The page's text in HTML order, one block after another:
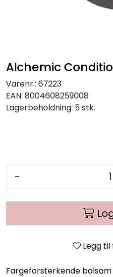
Alchemic
Varenr.: 67223
EAN: 8004608259008
Lagerbeholdning: 5 stk.
-
Legg
Fargeforsterkende